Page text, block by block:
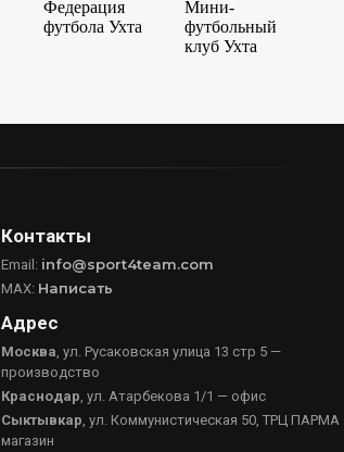
Контакты
Email: info@sport4team.com
MAX: Написать
Адрес
Москва , ул. Русаковская улица 13 стр 5 —
производство
Краснодар , ул. Атарбекова 1/1 — офис
Сыктывкар , ул. Коммунистическая 50, ТРЦ
магазин